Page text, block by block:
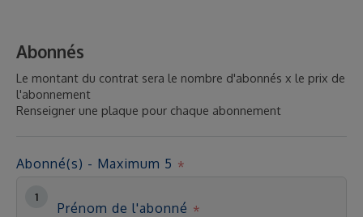
Abonnés
Le montant du contrat sera le nombre d'abonnés x le prix de
l'abonnement
Renseigner une plaque pour chaque abonnement
Abonné(s) - Maximum 5
Prénom de l'abonné